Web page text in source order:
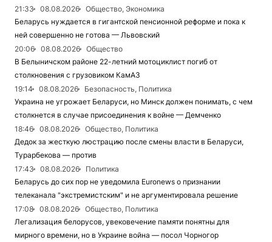
21:33
08.08.2026
Общество, Экономика
Беларусь нуждается в гигантской пенсионной реформе и пока к
ней совершенно не готова — Львовский
20:06
08.08.2026
Общество
В Белыничском районе 22-летний мотоциклист погиб от
столкновения с грузовиком КамАЗ
19:14
08.08.2026
Безопасность, Политика
Украина не угрожает Беларуси, но Минск должен понимать, с чем
столкнется в случае присоединения к войне — Демченко
18:46
08.08.2026
Общество, Политика
Дедок за жесткую люстрацию после смены власти в Беларуси,
Турарбекова — против
17:43
08.08.2026
Политика
Беларусь до сих пор не уведомила Euronews о признании
телеканала "экстремистским" и не аргументировала решение
17:08
08.08.2026
Общество, Политика
Легализация белорусов, увековечение памяти понятны для
мирного времени, но в Украине война — посол Чорногор